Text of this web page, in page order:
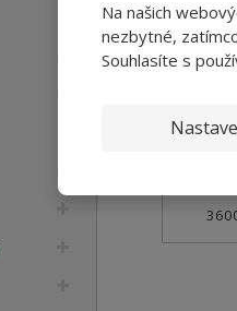
Na našich
nezbytné,
Souhlasíte s